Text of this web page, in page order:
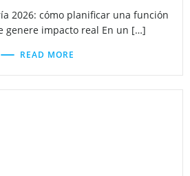
2026: cómo planificar una función
genere impacto real En un […]
READ MORE